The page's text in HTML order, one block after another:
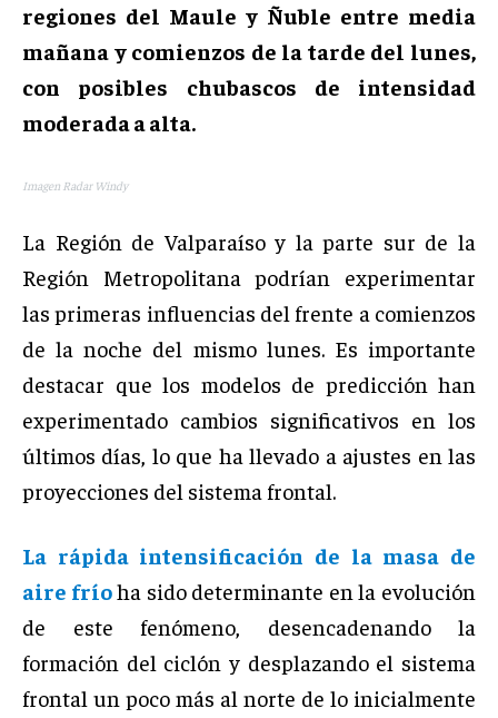
regiones del Maule y Ñuble entre media
mañana y comienzos de la tarde del lunes,
con posibles chubascos de intensidad
moderada a alta.
Imagen Radar Windy
La Región de Valparaíso y la parte sur de la
Región Metropolitana podrían experimentar
las primeras influencias del frente a comienzos
de la noche del mismo lunes. Es importante
destacar que los modelos de predicción han
experimentado cambios significativos en los
últimos días, lo que ha llevado a ajustes en las
proyecciones del sistema frontal.
La rápida intensificación de la masa de
aire fríoha sido determinante en la evolución
de este fenómeno, desencadenando la
formación del ciclón y desplazando el sistema
frontal un poco más al norte de lo inicialmente